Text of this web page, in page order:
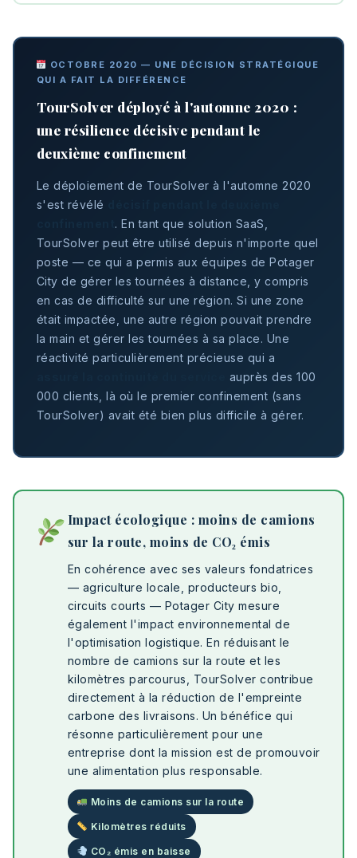
OCTOBRE 2020 — UNE DÉCISION STRATÉGIQUE
QUI A FAIT LA DIFFÉRENCE
TourSolver déployé à l'automne 2020 :
une résilience décisive pendant le
deuxième confinement
Le déploiement de TourSolver à l'automne 2020
s'est révélé
. En tant que solution SaaS,
TourSolver peut être utilisé depuis n'importe quel
poste — ce qui a permis aux équipes de Potager
City de gérer les tournées à distance, y compris
en cas de difficulté sur une région. Si une zone
était impactée, une autre région pouvait prendre
la main et gérer les tournées à sa place. Une
réactivité particulièrement précieuse qui a
auprès des 100
000 clients, là où le premier confinement (sans
TourSolver) avait été bien plus difficile à gérer.
Impact écologique : moins de camions
sur la route, moins de CO₂ émis
En cohérence avec ses valeurs fondatrices
— agriculture locale, producteurs bio,
circuits courts — Potager City mesure
également l'impact environnemental de
l'optimisation logistique. En réduisant le
nombre de camions sur la route et les
kilomètres parcourus, TourSolver contribue
directement à la réduction de l'empreinte
carbone des livraisons. Un bénéfice qui
résonne particulièrement pour une
entreprise dont la mission est de promouvoir
une alimentation plus responsable.
Moins de camions sur la route
Kilomètres réduits
CO₂ émis en baisse